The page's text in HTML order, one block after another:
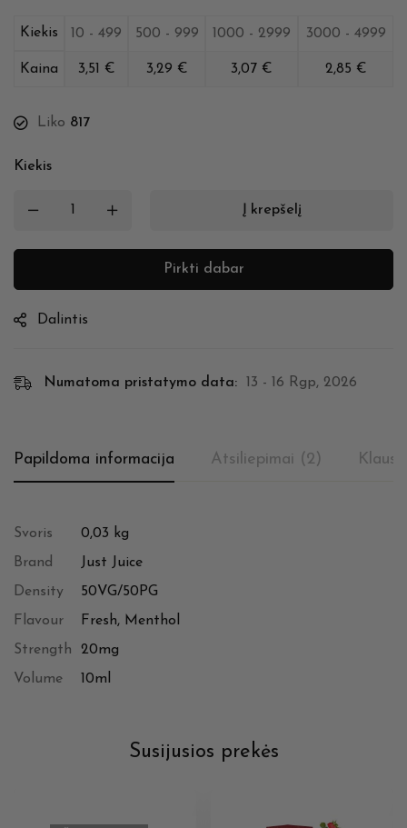
Kiekis 10 - 499 500 - 999 1000 - 2999 3000 - 4999
Kaina 3,51 € 3,29 € 3,07 € 2,85 €
Liko 817
Kiekis
Į krepšelį
Pirkti dabar
Dalintis
Numatoma pristatymo data: 13 - 16 Rgp, 2026
Papildoma informacija Atsiliepimai (2)
Svoris
0,03 kg
Brand
Just Juice
Density
50VG/50PG
Flavour
Fresh, Menthol
Strength
20mg
Volume
10ml
Susijusios prekės